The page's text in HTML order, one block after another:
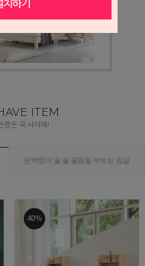
ITEM
큼은 꼭 사야해!
편백향이 솔 솔 꿀잠을 부르는 침실
40%